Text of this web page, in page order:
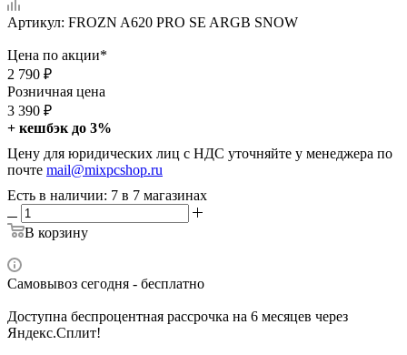
Артикул: FROZN A620 PRO SE ARGB SNOW
Цена по акции*
2 790 ₽
Розничная цена
3 390 ₽
+ кешбэк до 3%
Цену для юридических лиц с НДС уточняйте у менеджера по
почте mail@mixpcshop.ru
Есть в наличии: 7 в 7 магазинах
В корзину
Самовывоз сегодня - бесплатно
Доступна беспроцентная рассрочка на 6 месяцев через
Яндекс.Сплит!